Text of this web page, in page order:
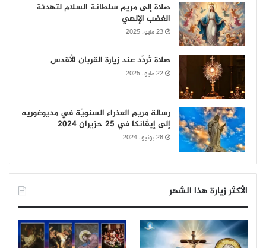
صلاة إلى مريم سلطانة السلام لتهدئة
الغضب الإلهي
23 مايو، 2025
صلاة تُردّد عند زيارة القربان الأقدس
22 مايو، 2025
رسالة مريم العذراء السنويّة في مديوغوريه
إلى إيڤانكا في 25 حزيران 2024
26 يونيو، 2024
الأكثر زيارة هذا الشهر